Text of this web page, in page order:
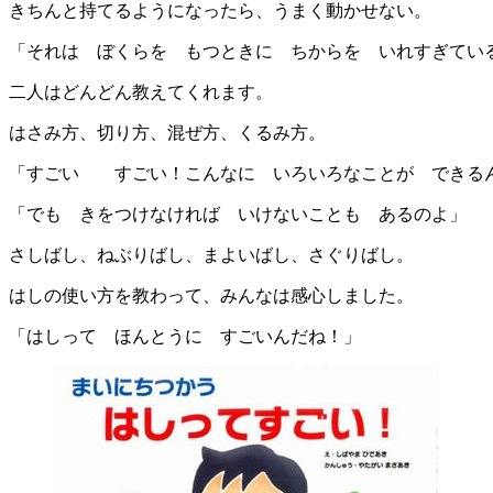
きちんと持てるようになったら、うまく動かせない。
「それは ぼくらを もつときに ちからを いれすぎてい
二人はどんどん教えてくれます。
はさみ方、切り方、混ぜ方、くるみ方。
「すごい すごい！こんなに いろいろなことが できるん
「でも きをつけなければ いけないことも あるのよ」
さしばし、ねぶりばし、まよいばし、さぐりばし。
はしの使い方を教わって、みんなは感心しました。
「はしって ほんとうに すごいんだね！」